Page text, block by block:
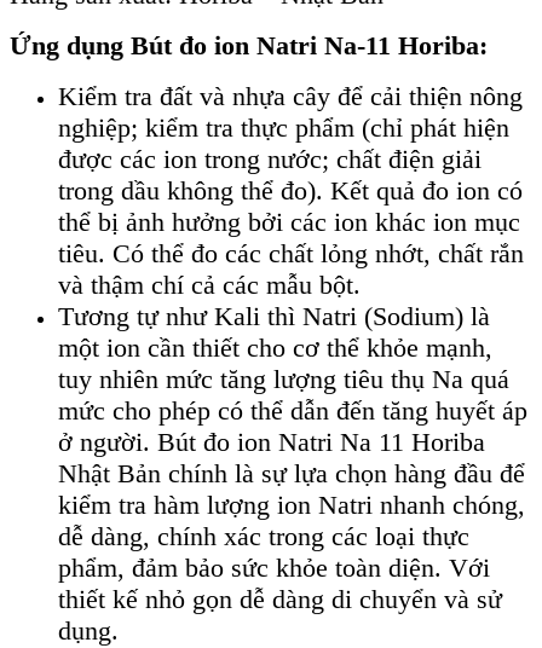
Ứng dụng Bút đo ion Natri Na-11 Horiba:
Kiểm tra đất và nhựa cây để cải thiện nông
nghiệp; kiểm tra thực phẩm (chỉ phát hiện
được các ion trong nước; chất điện giải
trong dầu không thể đo). Kết quả đo ion có
thể bị ảnh hưởng bởi các ion khác ion mục
tiêu. Có thể đo các chất lỏng nhớt, chất rắn
và thậm chí cả các mẫu bột.
Tương tự như Kali thì Natri (Sodium) là
một ion cần thiết cho cơ thể khỏe mạnh,
tuy nhiên mức tăng lượng tiêu thụ Na quá
mức cho phép có thể dẫn đến tăng huyết áp
ở người. Bút đo ion Natri Na 11 Horiba
Nhật Bản chính là sự lựa chọn hàng đầu để
kiểm tra hàm lượng ion Natri nhanh chóng,
dễ dàng, chính xác trong các loại thực
phẩm, đảm bảo sức khỏe toàn diện. Với
thiết kế nhỏ gọn dễ dàng di chuyển và sử
dụng.